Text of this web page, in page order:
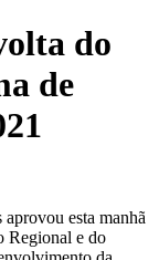
do
de
esta manhã
Regional e do